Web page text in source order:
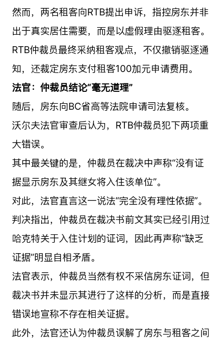
然而，两名租客向RTB提出申诉，指控房东并非
出于真实居住需要，而是以虚假理由驱逐租客。
RTB仲裁员最终采纳租客观点，不仅撤销驱逐通
知，还裁定房东支付租客100加元申请费用。
法官：仲裁员结论“毫无道理”
随后，房东向BC省高等法院申请司法复核。
沃尔夫法官审查后认为，RTB仲裁员犯下两项重
大错误。
其中最关键的是，仲裁员在裁决中声称“没有证
据显示房东及其继女将入住该单位”。
对此，法官直言这一说法“完全没有理性依据”。
判决指出，仲裁员在裁决书前文其实已经引用过
哈克特关于入住计划的证词，因此再声称“缺乏
证据”明显自相矛盾。
法官表示，仲裁员当然有权不采信房东证词，但
裁决书并未显示其进行了这样的分析，而是直接
错误地宣称不存在相关证据。
此外，法官还认为仲裁员误解了房东与租客之间